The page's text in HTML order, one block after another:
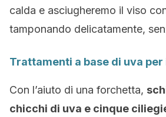
calda e asciugheremo il viso
tamponando delicatamente,
Trattamenti a base di uva
Con l’aiuto di una forchetta,
chicchi di uva e cinque